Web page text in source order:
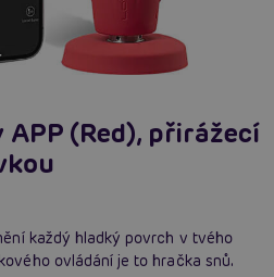
(Red), přirážecí
každý hladký povrch v tvého
ovládání je to hračka snů.